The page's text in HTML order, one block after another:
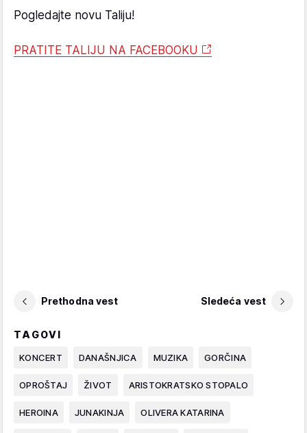
Pogledajte novu Taliju!
PRATITE TALIJU NA FACEBOOKU
Prethodna vest Sledeća vest
TAGOVI
KONCERT DANAŠNJICA MUZIKA GORČINA
OPROŠTAJ ŽIVOT ARISTOKRATSKO STOPALO
HEROINA JUNAKINJA OLIVERA KATARINA